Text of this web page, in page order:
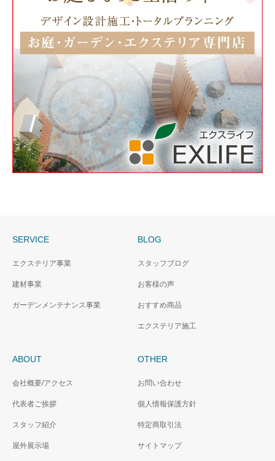
SERVICE
エクステリア事業
建材事業
ガーデンメンテナンス事業
BLOG
スタッフブログ
お客様の声
おすすめ商品
エクステリア施工
ABOUT
会社概要/アクセス
代表者ご挨拶
スタッフ紹介
屋外展示場
OTHER
お問い合わせ
個人情報保護方針
特定商取引法
サイトマップ